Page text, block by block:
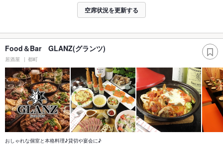
空席状況を更新する
Food＆Bar GLANZ(グランツ)
居酒屋 都町
おしゃれな個室と本格料理♪貸切や宴会に♪